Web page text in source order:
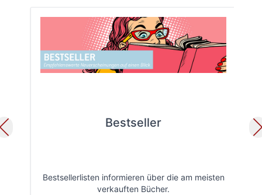
Bestseller
Bestsellerlisten informieren über die am meisten
verkauften Bücher.